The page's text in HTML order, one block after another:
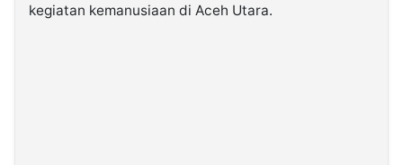
kegiatan kemanusiaan di Aceh Utara.